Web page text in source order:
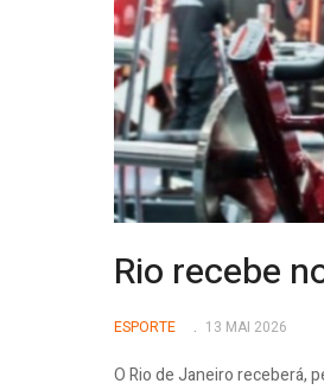
Rio recebe
ESPORTE 13 MAI 2026
O Rio de Janeiro receberá,